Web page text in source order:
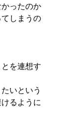
ったのか
しまうの
を連想す
いという
るように